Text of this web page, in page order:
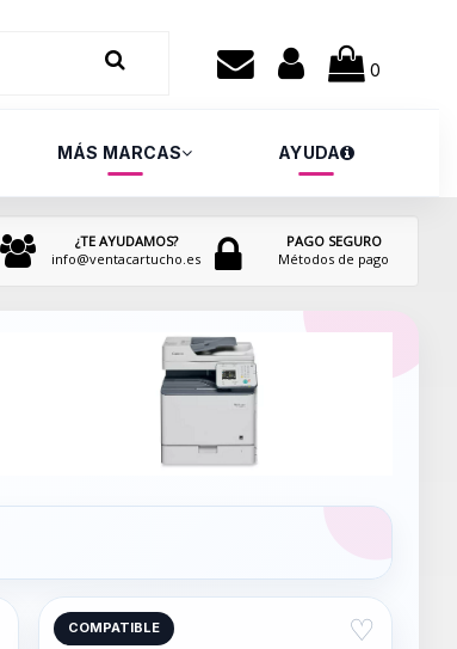
0
MÁS MARCAS AYUDA
¿TE AYUDAMOS?
info@ventacartucho.es
PAGO SEGURO
Métodos de pago
COMPATIBLE ♡